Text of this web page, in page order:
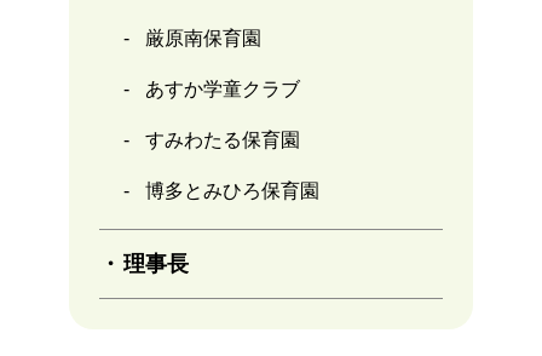
厳原南保育園
あすか学童クラブ
すみわたる保育園
博多とみひろ保育園
理事長